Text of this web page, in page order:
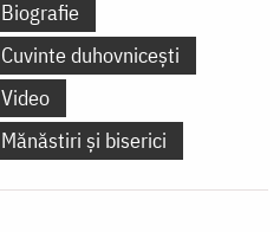
Biografie
Cuvinte duhovnicești
Video
Mănăstiri și biserici